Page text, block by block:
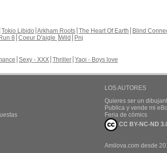
Tokio Libido Arkham Roots The Heart Of Earth Blind
Run 8 Coeur D'aigle Wild
Pnj
Sexy - XXX Thriller Yaoi - Boys love
LOS AUTORES
Quieres ser un
Publica y vende mi
Feria de cómics
CC BY-NC-ND
Amilova.com desde